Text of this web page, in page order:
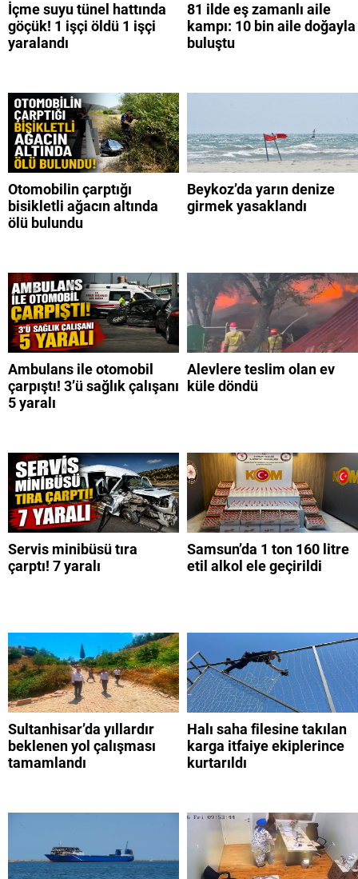
İçme suyu tünel hattında
göçük! 1 işçi öldü 1 işçi
yaralandı
81 ilde eş zamanlı aile
kampı: 10 bin aile doğayla
buluştu
Otomobilin çarptığı
bisikletli ağacın altında
ölü bulundu
Beykoz’da yarın denize
girmek yasaklandı
Ambulans ile otomobil
çarpıştı! 3’ü sağlık çalışanı
5 yaralı
Alevlere teslim olan ev
küle döndü
Servis minibüsü tıra
çarptı! 7 yaralı
Samsun’da 1 ton 160 litre
etil alkol ele geçirildi
Sultanhisar’da yıllardır
beklenen yol çalışması
tamamlandı
Halı saha filesine takılan
karga itfaiye ekiplerince
kurtarıldı